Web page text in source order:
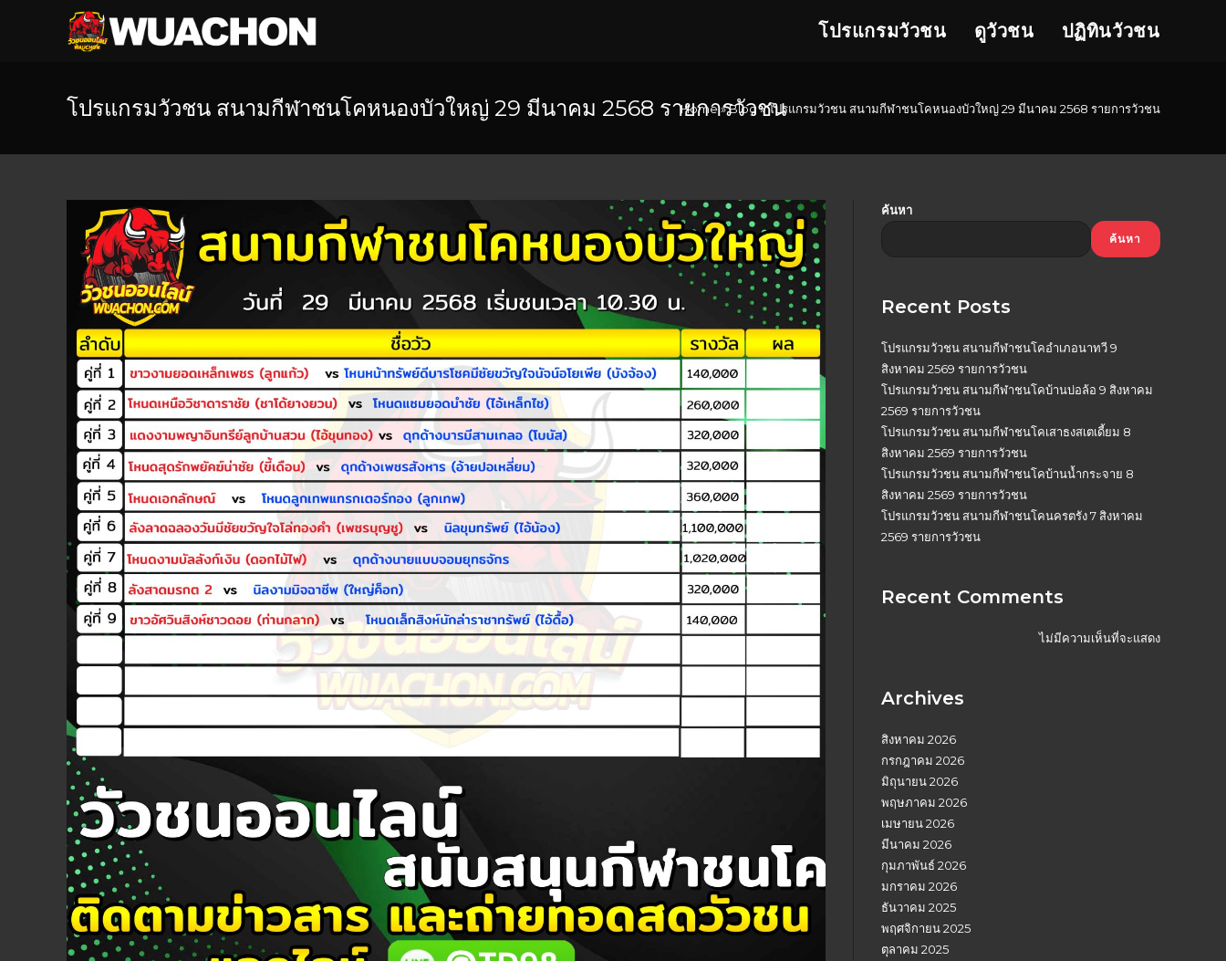
โปรแกรมวัวชน ดูวัวชน ปฏิทินวัวชน
โปรแกรมวัวชน สนามกีฬาชนโคหนองบัวใหญ่ 29 มีนาคม 2568 รายการวัวชน
Home»Blog»โปรแกรมวัวชน สนามกีฬาชนโคหนองบัวใหญ่ 29 มีนาคม 2568 รายการวัวชน
ค้นหา
ค้นหา
Recent Posts
โปรแกรมวัวชน สนามกีฬาชนโคอำเภอนาทวี 9
สิงหาคม 2569 รายการวัวชน
โปรแกรมวัวชน สนามกีฬาชนโคบ้านบ่อล้อ 9 สิงหาคม
2569 รายการวัวชน
โปรแกรมวัวชน สนามกีฬาชนโคเสาธงสเตเดี้ยม 8
สิงหาคม 2569 รายการวัวชน
โปรแกรมวัวชน สนามกีฬาชนโคบ้านน้ำกระจาย 8
สิงหาคม 2569 รายการวัวชน
โปรแกรมวัวชน สนามกีฬาชนโคนครตรัง 7 สิงหาคม
2569 รายการวัวชน
Recent Comments
ไม่มีความเห็นที่จะแสดง
Archives
สิงหาคม 2026
กรกฎาคม 2026
มิถุนายน 2026
พฤษภาคม 2026
เมษายน 2026
มีนาคม 2026
กุมภาพันธ์ 2026
มกราคม 2026
ธันวาคม 2025
พฤศจิกายน 2025
ตุลาคม 2025